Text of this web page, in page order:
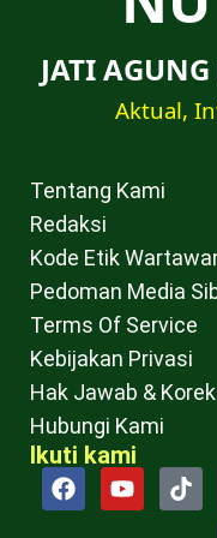
JATI
Aktual,
Tentang Kami
Redaksi
Kode Etik
Pedoman Media
Terms Of Service
Kebijakan Privasi
Hak Jawab &
Hubungi Kami
Ikuti kami